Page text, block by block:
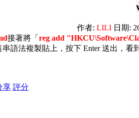
作者: LILI 日期:
接著將「 reg add
串語法複製貼上，按下 Enter 送出，看
享 評分